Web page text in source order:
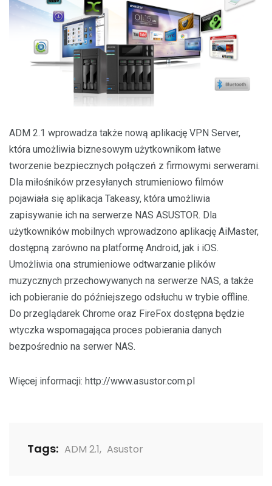
ADM 2.1 wprowadza także nową aplikację VPN Server,
która umożliwia biznesowym użytkownikom łatwe
tworzenie bezpiecznych połączeń z firmowymi serwerami.
Dla miłośników przesyłanych strumieniowo filmów
pojawiała się aplikacja Takeasy, która umożliwia
zapisywanie ich na serwerze NAS ASUSTOR. Dla
użytkowników mobilnych wprowadzono aplikację AiMaster,
dostępną zarówno na platformę Android, jak i iOS.
Umożliwia ona strumieniowe odtwarzanie plików
muzycznych przechowywanych na serwerze NAS, a także
ich pobieranie do późniejszego odsłuchu w trybie offline.
Do przeglądarek Chrome oraz FireFox dostępna będzie
wtyczka wspomagająca proces pobierania danych
bezpośrednio na serwer NAS.
Więcej informacji: http://www.asustor.com.pl
Tags: ADM 2.1, Asustor